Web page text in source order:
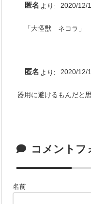
匿名 より: 2020/12/
「大怪獣 ネコラ」
匿名 より: 2020/12/
器用に避けるもんだと
コメントフ
名前